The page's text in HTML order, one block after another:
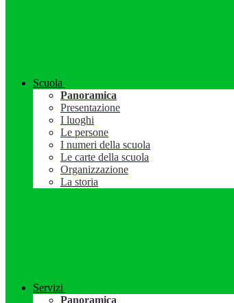
Scuola
Panoramica
Presentazione
I luoghi
Le persone
I numeri della scuola
Le carte della scuola
Organizzazione
La storia
Servizi
Panoramica